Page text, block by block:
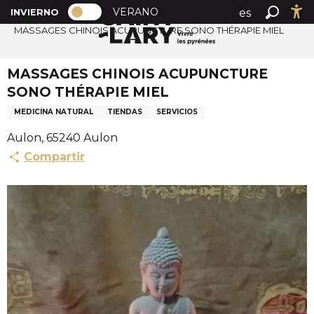
A
l
r
a
u
o
n
r
i
n
PAGE D’ACCUEIL ACTUELLE HIVER : PASSER EN
INVIERNO PAGE D’ACCUEIL ACTUELLE HIVER :
VERANO
es
Buscar
Inicio
MASSAGES CHINOIS ACUPUNCTURE SONO THÉRAPIE MIEL
MASSAGES CHINOIS ACUPUNCTURE
SONO THÉRAPIE MIEL
MEDICINA NATURAL TIENDAS SERVICIOS
Aulon, 65240 Aulon
Compartir